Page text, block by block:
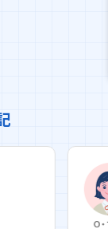
近大附属東広島